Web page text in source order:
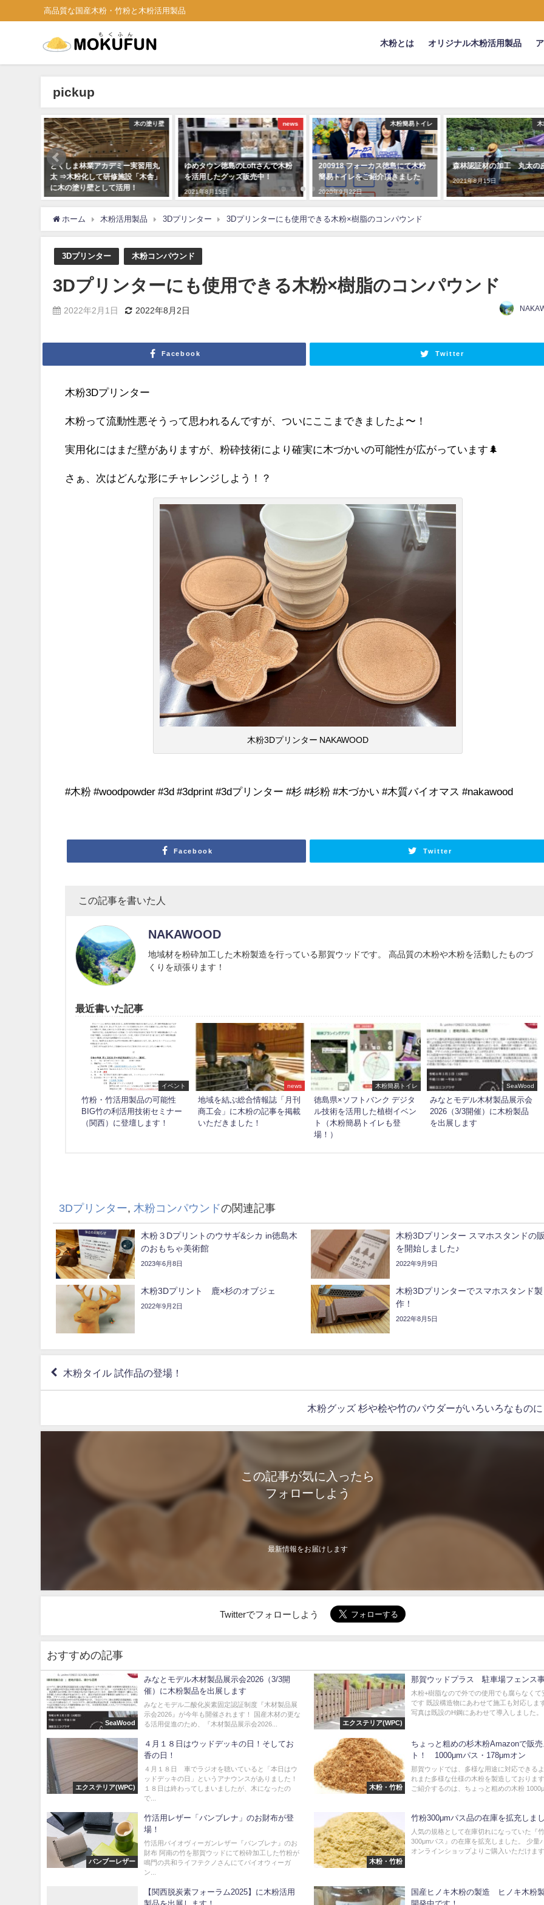
高品質な国産木粉・竹粉と木粉活用製品
木粉とは オリジナル木粉活用製品
pickup
木の塗り壁
とくしま林業アカデミー実習用丸
太 ⇒木粉化して研修施設「木舎」
に木の塗り壁として活用！
news
ゆめタウン徳島のLoftさんで木粉
を活用したグッズ販売中！
2021年8月15日
木粉簡易トイレ
200918 フォーカス徳島にて木粉
簡易トイレをご紹介頂きました
2020年9月22日
木
森林認証材の加工 丸太の
2021年8月15日
ホーム 木粉活用製品 3Dプリンター 3Dプリンターにも使用できる木粉×樹脂のコンパウンド
3Dプリンター 木粉コンパウンド
3Dプリンターにも使用できる木粉×樹脂のコンパウンド
2022年2月1日 2022年8月2日
Facebook Twitter
木粉3Dプリンター
木粉って流動性悪そうって思われるんですが、ついにここまできましたよ〜！
実用化にはまだ壁がありますが、粉砕技術により確実に木づかいの可能性が広がっています🌲
さぁ、次はどんな形にチャレンジしよう！？
木粉3Dプリンター NAKAWOOD
#木粉 #woodpowder #3d #3dprint #3dプリンター #杉 #杉粉 #木づかい #木質バイオマス #nakawood
Facebook Twitter
この記事を書いた人
NAKAWOOD
地域材を粉砕加工した木粉製造を行っている那賀ウッドです。 高品質の木粉や木粉を活動したものづ
くりを頑張ります！
最近書いた記事
イベント
竹粉・竹活用製品の可能性
BIG竹の利活用技術セミナー
（関西）に登壇します！
news
地域を結ぶ総合情報誌「月刊
商工会」に木粉の記事を掲載
いただきました！
木粉簡易トイレ
徳島県×ソフトバンク デジタ
ル技術を活用した植樹イベン
ト（木粉簡易トイレも登
場！）
SeaWood
みなとモデル木材製品展示会
2026（3/3開催）に木粉製品
を出展します
3Dプリンター, 木粉コンパウンドの関連記事
木粉３Dプリントのウサギ&シカ in徳島木
のおもちゃ美術館
2023年6月8日
木粉3Dプリンター スマホスタンドの
を開始しました♪
2022年9月9日
木粉3Dプリント️ 鹿×杉のオブジェ
2022年9月2日
木粉3Dプリンターでスマホスタンド製
作！
2022年8月5日
木粉タイル 試作品の登場！
木粉グッズ 杉や桧や竹のパウダーがいろいろなもの
この記事が気に入ったら
フォローしよう
最新情報をお届けします
Twitterでフォローしよう
おすすめの記事
SeaWood
みなとモデル木材製品展示会2026（3/3開
催）に木粉製品を出展します
みなとモデル二酸化炭素固定認証制度『木材製品展
示会2026』が今年も開催されます！ 国産木材の更な
る活用促進のため、『木材製品展示会2026...
エクステリア(WPC)
那賀ウッドプラス 駐車場フェンス
木粉+樹脂なので外での使用でも腐らなくて
です 既設構造物にあわせて施工も対応しま
写真は既設のH鋼にあわせて導入しました。
エクステリア(WPC)
４月１８日はウッドデッキの日！そしてお
香の日！
４月１８日 車でラジオを聴いていると「本日はウ
ッドデッキの日」というアナウンスがありました！
１８日は終わってしまいましたが、木になったの
で...
木粉・竹粉
ちょっと粗めの杉木粉Amazonで販
ト！ 1000μmパス・178μmオン
那賀ウッドでは、多様な用途に対応できる
れまた多様な仕様の木粉を製造しておりま
ご紹介するのは、ちょっと粗めの木粉
バンブーレザー
竹活用レザー「バンブレナ」のお財布が登
場！
竹活用バイオヴィーガンレザー『バンブレナ』のお
財布 阿南の竹を那賀ウッドにて粉砕加工した竹粉が
鳴門の共和ライフテクノさんにてバイオウィーガ
ン...
木粉・竹粉
竹粉300μmパス品の在庫を拡充しま
人気の規格として在庫切れになっていた『
300μmパス』の在庫を拡充しました。 少量
オンラインショップよりご購入いただけま
【関西脱炭素フォーラム2025】に木粉活用
製品を出展します！
国産ヒノキ木粉の製造 ヒノキ木粉
開発中です！